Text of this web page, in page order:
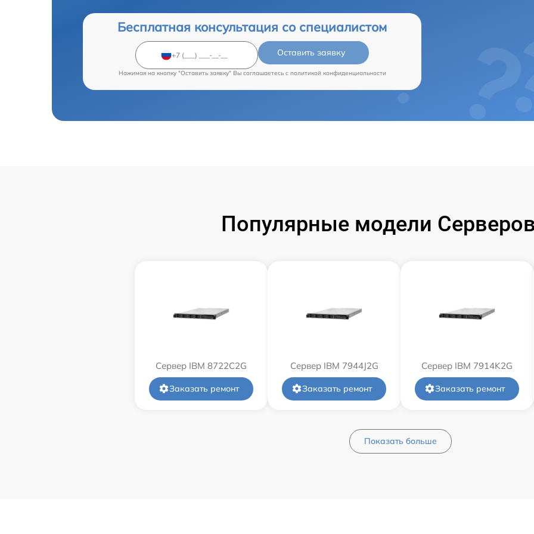
Бесплатная консультация со специалистом
Оставить заявку
Нажимая на кнопку "Оставить заявку" Вы соглашаетесь c политикой конфиденциальности
Популярные модели
Сервер IBM 8722C2G
Заказать ремонт
Сервер IBM 7944J2G
Заказать ремонт
Сервер IBM 7914K2G
Заказать ремонт
Показать больше